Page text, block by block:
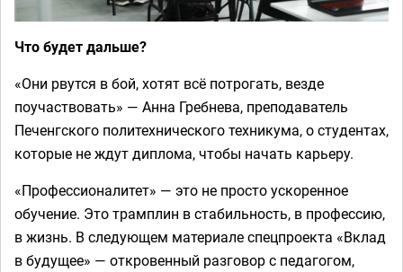
Что будет дальше?
«Они рвутся в бой, хотят всё потрогать, везде
поучаствовать» — Анна Гребнева, преподаватель
Печенгского политехнического техникума, о студентах,
которые не ждут диплома, чтобы начать карьеру.
«Профессионалитет» — это не просто ускоренное
обучение. Это трамплин в стабильность, в профессию,
в жизнь. В следующем материале спецпроекта «Вклад
в будущее» — откровенный разговор с педагогом,